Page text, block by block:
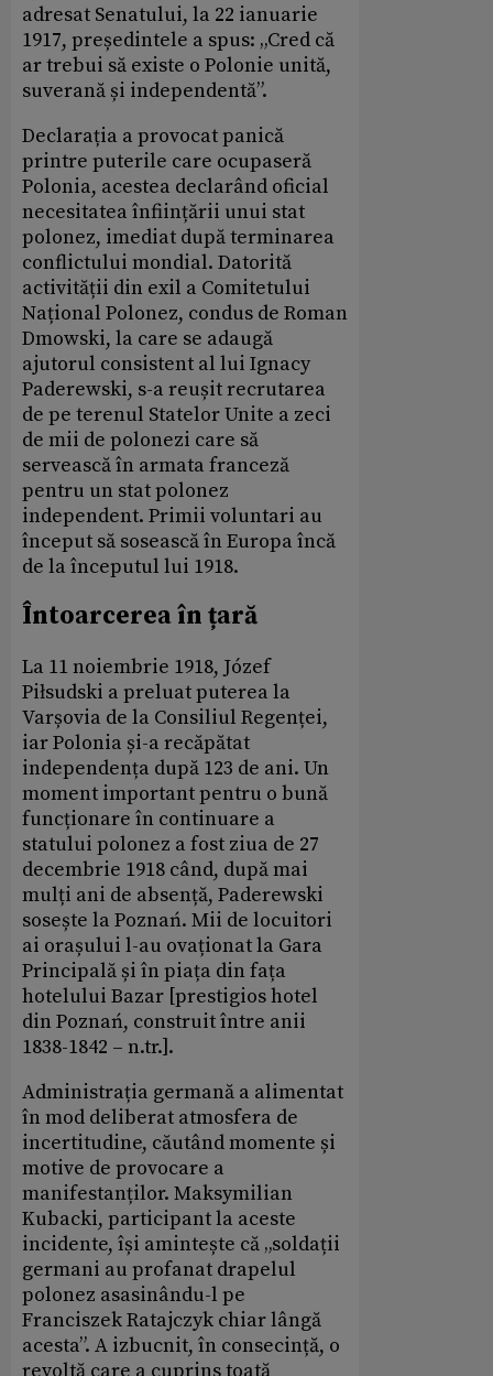
adresat Senatului, la 22 ianuarie
1917, președintele a spus: „Cred că
ar trebui să existe o Polonie unită,
suverană și independentă”.
Declarația a provocat panică
printre puterile care ocupaseră
Polonia, acestea declarând oficial
necesitatea înființării unui stat
polonez, imediat după terminarea
conflictului mondial. Datorită
activității din exil a Comitetului
Național Polonez, condus de Roman
Dmowski, la care se adaugă
ajutorul consistent al lui Ignacy
Paderewski, s-a reușit recrutarea
de pe terenul Statelor Unite a zeci
de mii de polonezi care să
servească în armata franceză
pentru un stat polonez
independent. Primii voluntari au
început să sosească în Europa încă
de la începutul lui 1918.
Întoarcerea în țară
La 11 noiembrie 1918, Józef
Piłsudski a preluat puterea la
Varșovia de la Consiliul Regenței,
iar Polonia și-a recăpătat
independența după 123 de ani. Un
moment important pentru o bună
funcționare în continuare a
statului polonez a fost ziua de 27
decembrie 1918 când, după mai
mulți ani de absență, Paderewski
sosește la Poznań. Mii de locuitori
ai orașului l-au ovaționat la Gara
Principală și în piața din fața
hotelului Bazar [prestigios hotel
din Poznań, construit între anii
1838-1842 – n.tr.].
Administrația germană a alimentat
în mod deliberat atmosfera de
incertitudine, căutând momente și
motive de provocare a
manifestanților. Maksymilian
Kubacki, participant la aceste
incidente, își amintește că „soldații
germani au profanat drapelul
polonez asasinându-l pe
Franciszek Ratajczyk chiar lângă
acesta”. A izbucnit, în consecință, o